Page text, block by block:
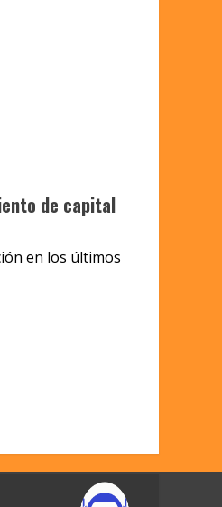
de capital
en los últimos